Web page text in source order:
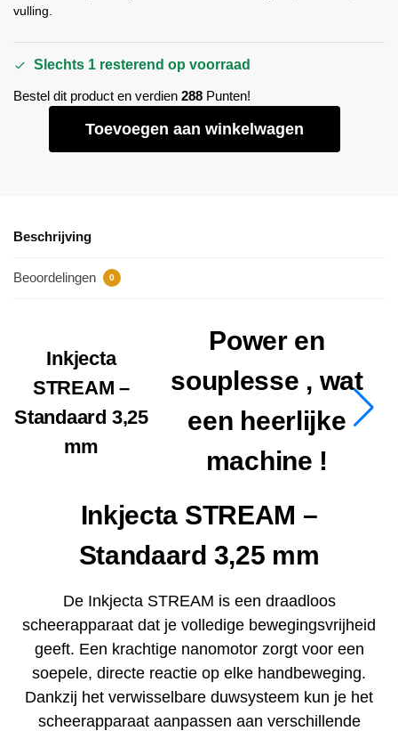
vulling.
Slechts 1 resterend op voorraad
Bestel dit product en verdien 288 Punten!
Toevoegen aan winkelwagen
Beschrijving
Beoordelingen 0
Inkjecta
STREAM –
Standaard 3,25
mm
Power en
souplesse , wat
een heerlijke
machine !
Inkjecta STREAM –
Standaard 3,25 mm
De Inkjecta STREAM is een draadloos
scheerapparaat dat je volledige bewegingsvrijheid
geeft. Een krachtige nanomotor zorgt voor een
soepele, directe reactie op elke handbeweging.
Dankzij het verwisselbare duwsysteem kun je het
scheerapparaat aanpassen aan verschillende